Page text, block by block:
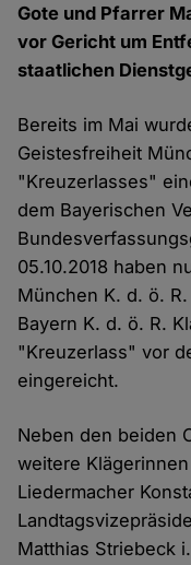
Gote und Pfarrer
vor Gericht um
staatlichen
Bereits im Mai
Geistesfreiheit
"Kreuzerlasses"
dem Bayerischen
05.10.2018 haben
München K. d. ö.
Bayern K. d. ö. R.
"Kreuzerlass" vor
eingereicht.
Neben den beiden
weitere
Liedermacher
Matthias Striebeck